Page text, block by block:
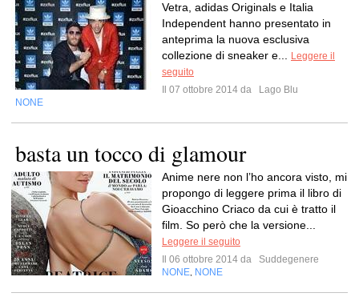
Vetra, adidas Originals e Italia
Independent hanno presentato in
anteprima la nuova esclusiva
collezione di sneaker e...
Leggere il
seguito
Il 07 ottobre 2014 da
Lago Blu
NONE
basta un tocco di glamour
Anime nere non l’ho ancora visto, mi
propongo di leggere prima il libro di
Gioacchino Criaco da cui è tratto il
film. So però che la versione...
Leggere il seguito
Il 06 ottobre 2014 da
Suddegenere
NONE NONE